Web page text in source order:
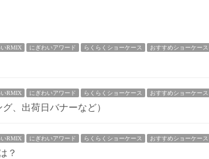
いRMIX にぎわいアワード らくらくショーケース おすすめショーケース
いRMIX にぎわいアワード らくらくショーケース おすすめショーケース
、出荷日バナーなど）
いRMIX にぎわいアワード らくらくショーケース おすすめショーケース
？